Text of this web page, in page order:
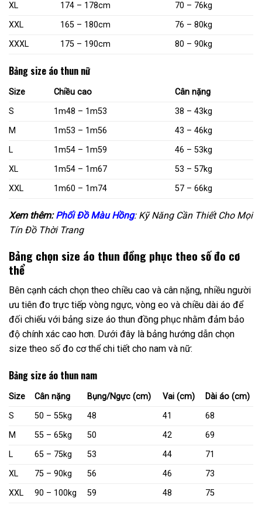
XL 174 – 178cm
70 – 76kg
XXL
165 – 180cm
76 – 80kg
XXXL
175 – 190cm 80 – 90kg
Bảng size áo thun nữ
Size Chiều cao
Cân nặng
S
1m48 – 1m53
38 – 43kg
M
1m53 – 1m56
43 – 46kg
L
1m54 – 1m59
46 – 53kg
XL
1m54 – 1m67
53 – 57kg
XXL
1m60 – 1m74 57 – 66kg
Xem thêm: Phối Đồ Màu Hồng: Kỹ Năng Cần Thiết Cho Mọi
Tín Đồ Thời Trang
Bảng chọn size áo thun đồng phục theo số đo cơ
thể
Bên cạnh cách chọn theo chiều cao và cân nặng, nhiều người
ưu tiên đo trực tiếp vòng ngực, vòng eo và chiều dài áo để
đối chiếu với bảng size áo thun đồng phục nhằm đảm bảo
độ chính xác cao hơn. Dưới đây là bảng hướng dẫn chọn
size theo số đo cơ thể chi tiết cho nam và nữ:
Bảng size áo thun nam
Size Cân nặng Bụng/Ngực (cm) Vai (cm)
Dài áo (cm)
S
50 – 55kg 48 41
68
M
55 – 65kg 50 42
69
L
65 – 75kg 53 44
71
XL
75 – 90kg 56 46
73
XXL
90 – 100kg 59 48 75